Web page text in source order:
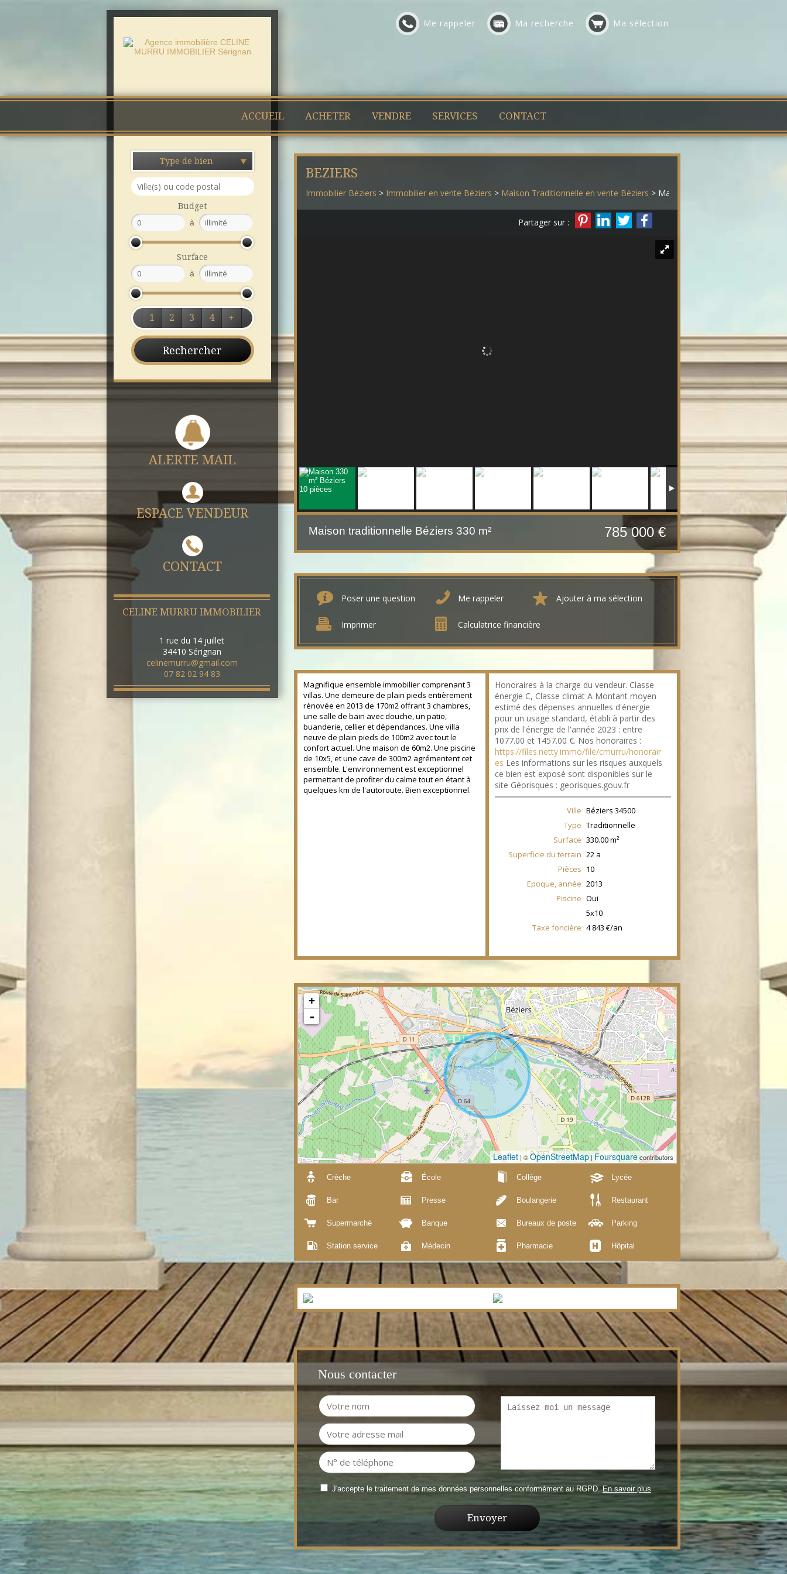
Me rappeler Ma recherche Ma sélection
ACCUEIL ACHETER VENDRE SERVICES CONTACT
Type de bien
Budget
à
Surface
à
1 2 3 4 +
ALERTE MAIL
ESPACE VENDEUR
CONTACT
CELINE MURRU IMMOBILIER
1 rue du 14 juillet
34410 Sérignan
celinemurru@gmail.com
07 82 02 94 83
BEZIERS
Immobilier Béziers > Immobilier en vente Béziers > Maison Traditionnelle en vente Béziers > Maison traditionnelle 557
Partager sur :
Maison traditionnelle Béziers 330 m² 785 000 €
Poser une question Me rappeler Ajouter à ma sélection
Imprimer Calculatrice financière
Magnifique ensemble immobilier comprenant 3
villas. Une demeure de plain pieds entièrement
rénovée en 2013 de 170m2 offrant 3 chambres,
une salle de bain avec douche, un patio,
buanderie, cellier et dépendances. Une villa
neuve de plain pieds de 100m2 avec tout le
confort actuel. Une maison de 60m2. Une piscine
de 10x5, et une cave de 300m2 agrémentent cet
ensemble. L'environnement est exceptionnel
permettant de profiter du calme tout en étant à
quelques km de l'autoroute. Bien exceptionnel.
Honoraires à la charge du vendeur. Classe
énergie C, Classe climat A Montant moyen
estimé des dépenses annuelles d'énergie
pour un usage standard, établi à partir des
prix de l'énergie de l'année 2023 : entre
1077.00 et 1457.00 €. Nos honoraires :
https://files.netty.immo/file/cmurru/honorair
es Les informations sur les risques auxquels
ce bien est exposé sont disponibles sur le
site Géorisques : georisques.gouv.fr
Ville Béziers 34500
Type Traditionnelle
Surface 330.00m²
Superficie du terrain 22 a
Pièces 10
Epoque, année 2013
Piscine Oui
5x10
Taxe foncière 4 843 €/an
+
-
Leaflet | ©OpenStreetMap | Foursquarecontributors
Crèche École Collège Lycée
Bar Presse Boulangerie Restaurant
Supermarché Banque Bureaux de poste Parking
Station service Médecin Pharmacie Hôpital
Nous contacter
J'accepte le traitement de mes données personnelles conformément au RGPD. En savoir plus